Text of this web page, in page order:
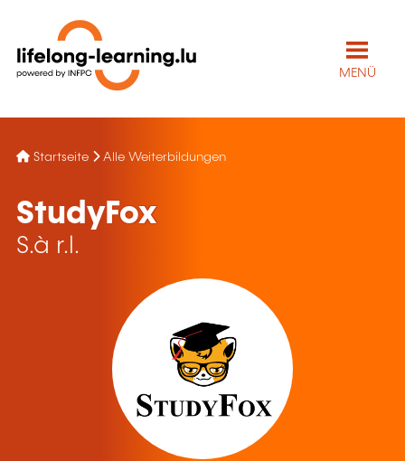
MENÜ
Startseite Alle Weiterbildungen
StudyFox
S.à r.l.